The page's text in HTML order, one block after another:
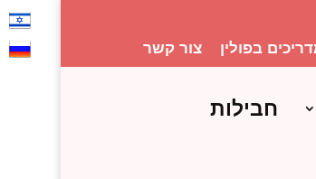
בפולין צור קשר
חבילות